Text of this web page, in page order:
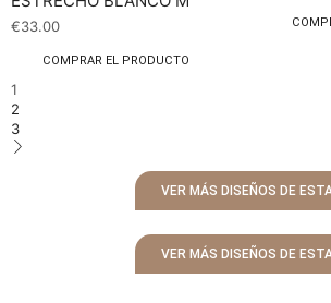
€33.00
COMPRAR EL PRODUCTO
1
2
3
VER MÁS DISEÑOS DE
VER MÁS DISEÑOS DE